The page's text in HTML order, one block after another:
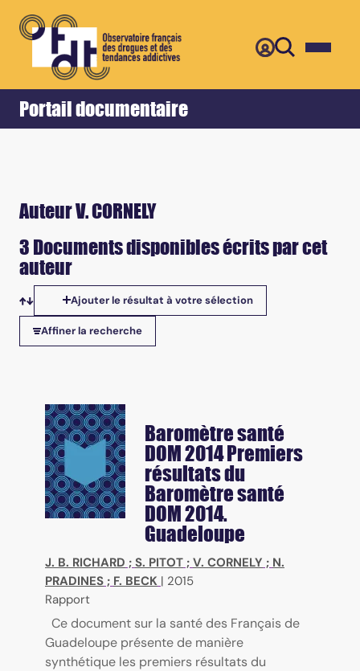
Portail documentaire
Accueil Retour
Auteur V. CORNELY
3 Documents disponibles écrits par cet
auteur
Tris disponibles
Ajouter le résultat à votre sélection
Affiner la recherche
Baromètre santé
DOM 2014Premiers
résultats du
Baromètre santé
DOM 2014.
Guadeloupe
J. B. RICHARD ; S. PITOT ; V. CORNELY ; N.
PRADINES ; F. BECK | 2015
Rapport
Ce document sur la santé des Français de
Guadeloupe présente de manière
synthétique les premiers résultats du